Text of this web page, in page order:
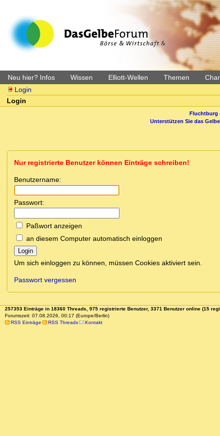
Neu hier? Infos Wissen Elliott-Wellen Themen
Login
Login
Fluchtburg
Unterstützen Sie das
Nur registrierte Benutzer können Einträge schreiben!
Benutzername:
Passwort:
Paßwort anzeigen
an diesem Computer automatisch einloggen
Login
Um sich einloggen zu können, müssen Cookies aktiviert sein.
Passwort vergessen
257353 Einträge in 18360 Threads, 975 registrierte Benutzer, 3371 Benutzer online (15
Forumszeit: 07.08.2026, 00:17 (Europe/Berlin)
RSS Einträge
RSS Threads Kontakt